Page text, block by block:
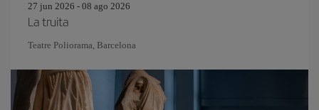
27 jun 2026 - 08 ago 2026
La truita
Teatre Poliorama, Barcelona